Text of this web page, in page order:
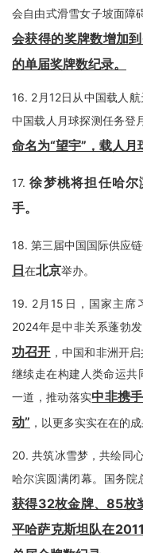
会自由式滑雪女子坡面障
会获得的奖牌数增加
的单届奖牌数纪录。
16. 2月12日从中国载人
中国载人月球探测任务登
命名为“望宇”，载人月
17.徐梦桃将担任哈
手。
18.第三届中国国际供应
日在北京举办。
19. 2月15日，国家主席
2024年是中非关系蓬勃发
功召开 ，中国和非洲开
继续走在构建人类命运共
一道，推动落实中非携
动” ，以更多实实在在的
20.共筑冰雪梦，共绘同
哈尔滨圆满闭幕。国务院
获得32枚金牌、85枚
平哈萨克斯坦队在